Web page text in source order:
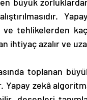
tehlikelerden
ihtiyaç azalır ve
toplanan
Yapay zekâ